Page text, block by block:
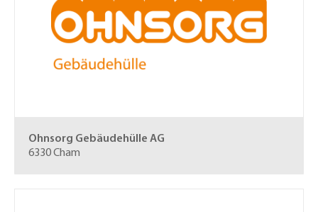
Ohnsorg Gebäudehülle AG
6330 Cham